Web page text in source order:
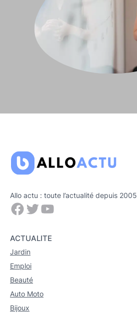
Allo actu : toute l’actualité depuis 2005
Facebook
Twitter
YouTube
ACTUALITE
Jardin
Emploi
Beauté
Auto Moto
Bijoux